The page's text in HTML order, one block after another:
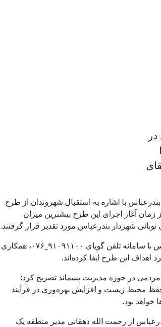
با اشاره به استقبال شهروندان از طرح
آغاز اجرای این طرح بیشترین میزان
شهردار بندرعباس مورد تقدیر قرار گرفتند.
ترابی افزود: این شهروندان از طریق نرم‌افزار بندرعباس هوشمند و همچنین تماس با سامانه تلفن گویای ۹۱۰۹۱۱۰۰_۰۷۶، همکاری
این طرح ایفا کرده‌اند.
در حوزه مدیریت پسماند تصریح کرد:
محیط زیست و افزایش بهره‌وری در فرآیند
خواهد بود.
از رحمت الله دهقانی مدیر منطقه یک